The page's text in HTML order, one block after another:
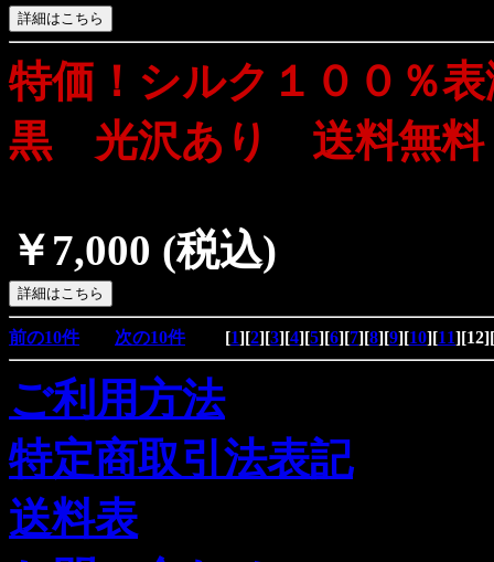
特価！シルク１００
黒 光沢あり 送料無
￥7,000 (税込)
前の10件 次の10件[1][2][3][4][5][6][7][8][9][10][11][12][
ご利用方法
特定商取引法表記
送料表